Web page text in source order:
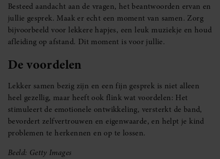
Besteed aandacht aan de vragen, het beantwoorden ervan en
jullie gesprek. Maak er echt een moment van samen. Zorg
bijvoorbeeld voor lekkere hapjes, een leuk muziekje en houd
afleiding op afstand. Dit moment is voor jullie.
De voordelen
Lekker samen bezig zijn en een fijn gesprek is niet alleen
heel gezellig, maar heeft ook flink wat voordelen: Het
stimuleert de emotionele ontwikkeling, versterkt de band,
bevordert zelfvertrouwen en eigenwaarde, en helpt je kind
problemen te herkennen en op te lossen.
Beeld: Getty Images